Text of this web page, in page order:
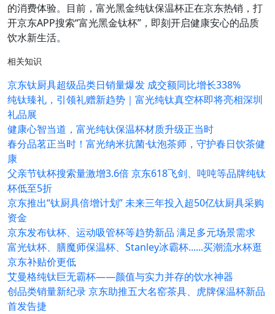
的消费体验。目前，富光黑金纯钛保温杯正在京东热销，打
开京东APP搜索“富光黑金钛杯”，即刻开启健康安心的品质
饮水新生活。
相关知识
京东钛厨具超级品类日销量爆发 成交额同比增长338%
纯钛臻礼，引领礼赠新趋势｜富光纯钛真空杯即将亮相深圳
礼品展
健康心智当道，富光纯钛保温杯材质升级正当时
春分品茗正当时！富光纳米抗菌·钛泡茶师，守护春日饮茶健
康
父亲节钛杯搜索量激增3.6倍 京东618飞剑、吨吨等品牌纯钛
杯低至5折
京东推出“钛厨具倍增计划” 未来三年投入超50亿钛厨具采购
资金
京东发布钛杯、运动吸管杯等趋势新品 满足多元场景需求
富光钛杯、膳魔师保温杯、Stanley冰霸杯......买潮流水杯逛
京东补贴价更低
艾曼格纯钛巨无霸杯——颜值与实力并存的饮水神器
创品类销量新纪录 京东助推五大名窑茶具、虎牌保温杯新品
首发告捷